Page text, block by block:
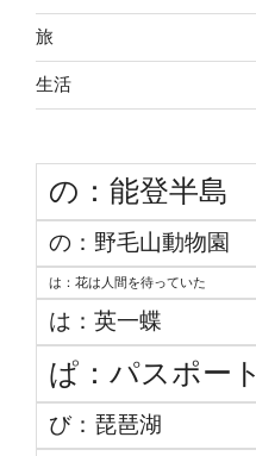
旅
生活
の：能登半島
の：野毛山動物園
は：花は人間を待っていた
は：英一蝶
ぱ：パスポート
び：琵琶湖